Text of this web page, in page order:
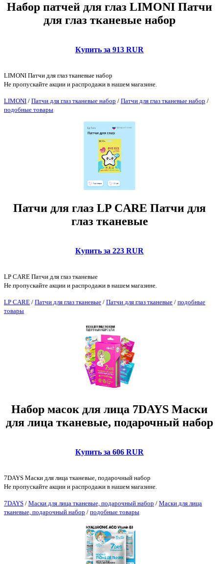
Набор патчей для глаз LIMONI Патчи
для глаз тканевые набор
Купить за 913 RUR
LIMONI Патчи для глаз тканевые набор
Не пропускайте акции и распродажи в нашем магазине.
LIMONI / Патчи для глаз тканевые набор / Патчи для глаз тканевые набор /
подобные товары
Патчи для глаз LP CARE Патчи для
глаз тканевые
Купить за 223 RUR
LP CARE Патчи для глаз тканевые
Не пропускайте акции и распродажи в нашем магазине.
LP CARE / Патчи для глаз тканевые / Патчи для глаз тканевые / подобные
товары
Набор масок для лица 7DAYS Маски
для лица тканевые, подарочный набор
Купить за 606 RUR
7DAYS Маски для лица тканевые, подарочный набор
Не пропускайте акции и распродажи в нашем магазине.
7DAYS / Маски для лица тканевые, подарочный набор / Маски для лица
тканевые, подарочный набор / подобные товары